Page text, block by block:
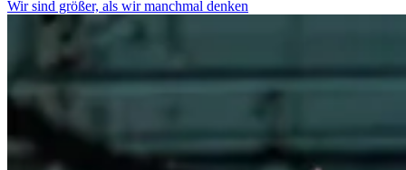
Wir sind größer, als wir manchmal denken